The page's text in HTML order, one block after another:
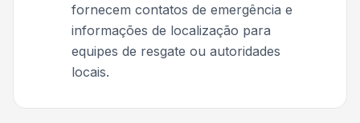
fornecem contatos de emergência e
informações de localização para
equipes de resgate ou autoridades
locais.